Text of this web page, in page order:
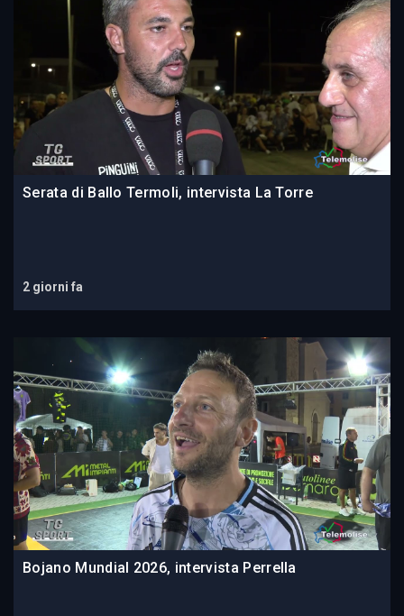
Serata di Ballo Termoli, intervista La Torre
2 giorni fa
Bojano Mundial 2026, intervista Perrella